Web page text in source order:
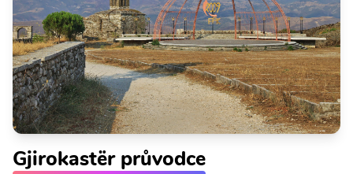
Gjirokastër průvodce